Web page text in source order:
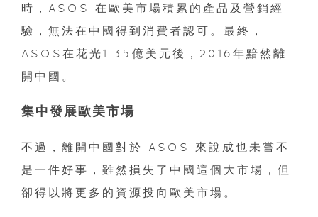
時，ASOS 在歐美市場積累的產品及營銷經
驗，無法在中國得到消費者認可。最終，
ASOS在花光1.35億美元後，2016年黯然離
開中國。
集中發展歐美市場
不過，離開中國對於 ASOS 來說成也未嘗不
是一件好事，雖然損失了中國這個大市場，但
卻得以將更多的資源投向歐美市場。